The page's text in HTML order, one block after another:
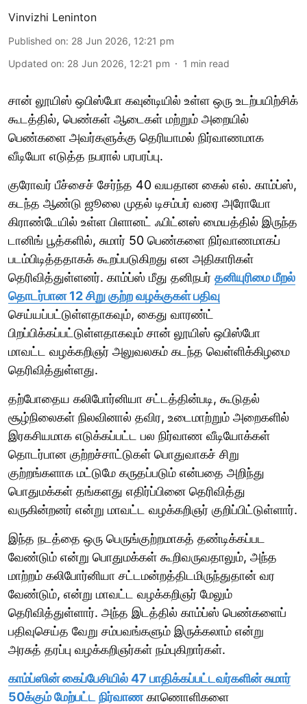
Vinvizhi Leninton
Published on: 28 Jun 2026, 12:21 pm
Updated on: 28 Jun 2026, 12:21 pm 1 min read
சான் லூயிஸ் ஒபிஸ்போ கவுன்டியில் உள்ள ஒரு உடற்பயிற்சிக்
கூடத்தில், பெண்கள் ஆடைகள் மற்றும் அறையில்
பெண்களை அவர்களுக்கு தெரியாமல் நிர்வாணமாக
வீடியோ எடுத்த நபரால் பரபரப்பு.
குரோவர் பீச்சைச் சேர்ந்த 40 வயதான கைல் எல். காம்ப்ஸ்,
கடந்த ஆண்டு ஜூலை முதல் டிசம்பர் வரை அரோயோ
கிராண்டேயில் உள்ள பிளானட் ஃபிட்னஸ் மையத்தில் இருந்த
டானிங் பூத்களில், சுமார் 50 பெண்களை நிர்வாணமாகப்
படம்பிடித்ததாகக் கூறப்படுகிறது என அதிகாரிகள்
தெரிவித்துள்ளனர். காம்ப்ஸ் மீது தனிநபர் தனியுரிமை மீறல்
தொடர்பான 12 சிறு குற்ற வழக்குகள் பதிவு
செய்யப்பட்டுள்ளதாகவும், கைது வாரண்ட்
பிறப்பிக்கப்பட்டுள்ளதாகவும் சான் லூயிஸ் ஒபிஸ்போ
மாவட்ட வழக்கறிஞர் அலுவலகம் கடந்த வெள்ளிக்கிழமை
தெரிவித்துள்ளது.
தற்போதைய கலிபோர்னியா சட்டத்தின்படி, கூடுதல்
சூழ்நிலைகள் நிலவினால் தவிர, உடைமாற்றும் அறைகளில்
இரகசியமாக எடுக்கப்பட்ட பல நிர்வாண வீடியோக்கள்
தொடர்பான குற்றச்சாட்டுகள் பொதுவாகச் சிறு
குற்றங்களாக மட்டுமே கருதப்படும் என்பதை அறிந்து
பொதுமக்கள் தங்களது எதிர்ப்பினை தெரிவித்து
வருகின்றனர் என்று மாவட்ட வழக்கறிஞர் குறிப்பிட்டுள்ளார்.
இந்த நடத்தை ஒரு பெருங்குற்றமாகத் தண்டிக்கப்பட
வேண்டும் என்று பொதுமக்கள் கூறிவருவதாலும், அந்த
மாற்றம் கலிபோர்னியா சட்டமன்றத்திடமிருந்துதான் வர
வேண்டும், என்று மாவட்ட வழக்கறிஞர் மேலும்
தெரிவித்துள்ளார். அந்த இடத்தில் காம்ப்ஸ் பெண்களைப்
பதிவுசெய்த வேறு சம்பவங்களும் இருக்கலாம் என்று
அரசுத் தரப்பு வழக்கறிஞர்கள் நம்புகிறார்கள்.
காம்ப்ஸின் கைப்பேசியில் 47 பாதிக்கப்பட்டவர்களின் சுமார்
50க்கும் மேற்பட்ட நிர்வாணகாணொளிகளை